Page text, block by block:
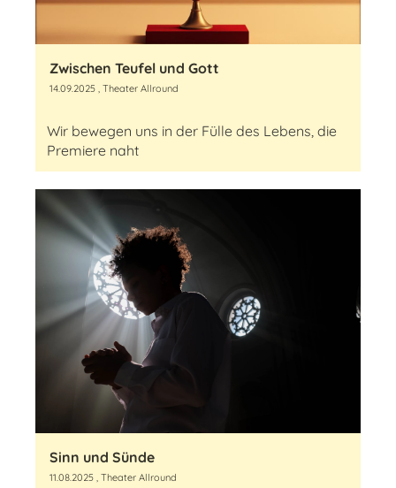
Zwischen Teufel und Gott
14.09.2025 , Theater Allround
Wir bewegen uns in der Fülle des Lebens, die
Premiere naht
Sinn und Sünde
11.08.2025 , Theater Allround